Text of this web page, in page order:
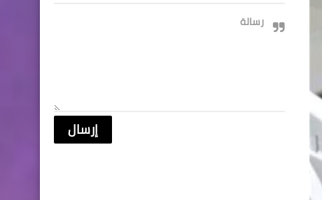
رسالة